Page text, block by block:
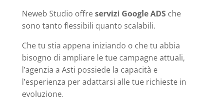
Neweb Studio offreservizi Google ADSche
sono tanto flessibili quanto scalabili.
Che tu stia appena iniziando o che tu abbia
bisogno di ampliare le tue campagne attuali,
l’agenzia a Asti possiede la capacità e
l’esperienza per adattarsi alle tue richieste in
evoluzione.